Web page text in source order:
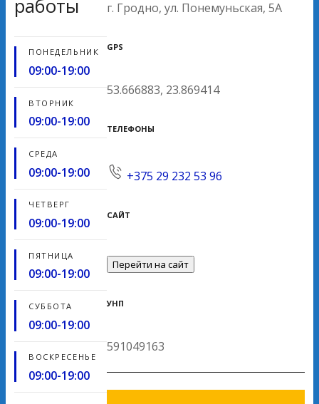
работы
ПОНЕДЕЛЬНИК
09:00-19:00
ВТОРНИК
09:00-19:00
СРЕДА
09:00-19:00
ЧЕТВЕРГ
09:00-19:00
ПЯТНИЦА
09:00-19:00
СУББОТА
09:00-19:00
ВОСКРЕСЕНЬЕ
09:00-19:00
г. Гродно, ул. Понемуньская, 5А
GPS
53.666883, 23.869414
ТЕЛЕФОНЫ
+375 29 232 53 96
САЙТ
Перейти на сайт
УНП
591049163